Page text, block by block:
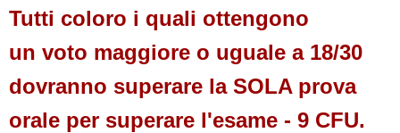
Tutti coloro i quali ottengono
un voto maggiore o uguale a 18/30
dovranno superare la SOLA prova
orale per superare l'esame - 9 CFU.